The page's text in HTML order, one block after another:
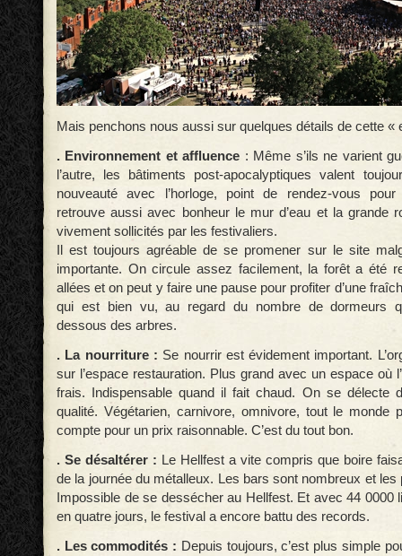
Mais penchons nous aussi sur quelques détails de cette «
. Environnement et affluence : Même s’ils ne varient
l’autre, les bâtiments post-apocalyptiques valent
nouveauté avec l’horloge, point de rendez-vous
retrouve aussi avec bonheur le mur d’eau et la grande
vivement sollicités par les festivaliers.
Il est toujours agréable de se promener sur le site
importante. On circule assez facilement, la forêt a été
allées et on peut y faire une pause pour profiter d’une
qui est bien vu, au regard du nombre de dormeurs
dessous des arbres.
. La nourriture : Se nourrir est évidement important.
sur l’espace restauration. Plus grand avec un espace où
frais. Indispensable quand il fait chaud. On se délecte
qualité. Végétarien, carnivore, omnivore, tout le monde
compte pour un prix raisonnable. C’est du tout bon.
. Se désaltérer : Le Hellfest a vite compris que boire
de la journée du métalleux. Les bars sont nombreux et les
Impossible de se dessécher au Hellfest. Et avec 44 0000
en quatre jours, le festival a encore battu des records.
. Les commodités : Depuis toujours, c’est plus simple